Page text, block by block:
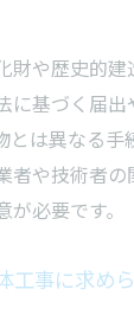
財や歴史的
に基づく届
とは異なる手
者や技術者
必要です。
工事に求め